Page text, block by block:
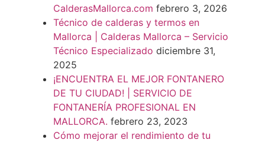
CalderasMallorca.com febrero 3, 2026
Técnico de calderas y termos en
Mallorca | Calderas Mallorca – Servicio
Técnico Especializado diciembre 31,
2025
¡ENCUENTRA EL MEJOR FONTANERO
DE TU CIUDAD! | SERVICIO DE
FONTANERÍA PROFESIONAL EN
MALLORCA. febrero 23, 2023
Cómo mejorar el rendimiento de tu